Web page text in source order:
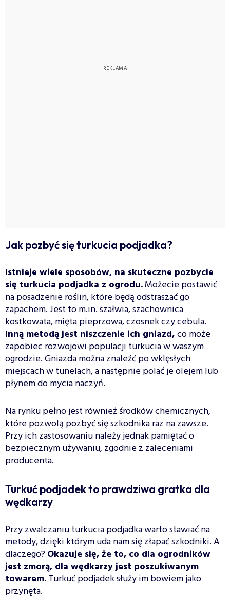
Jak pozbyć się turkucia podjadka?
Istnieje wiele sposobów, na skuteczne pozbycie
się turkucia podjadka z ogrodu.Możecie postawić
na posadzenie roślin, które będą odstraszać go
zapachem. Jest to m.in. szałwia, szachownica
kostkowata, mięta pieprzowa, czosnek czy cebula.
Inną metodą jest niszczenie ich gniazd,co może
zapobiec rozwojowi populacji turkucia w waszym
ogrodzie. Gniazda można znaleźć po wklęsłych
miejscach w tunelach, a następnie polać je olejem lub
płynem do mycia naczyń.
Na rynku pełno jest również środków chemicznych,
które pozwolą pozbyć się szkodnika raz na zawsze.
Przy ich zastosowaniu należy jednak pamiętać o
bezpiecznym używaniu, zgodnie z zaleceniami
producenta.
Turkuć podjadek to prawdziwa gratka dla
wędkarzy
Przy zwalczaniu turkucia podjadka warto stawiać na
metody, dzięki którym uda nam się złapać szkodniki. A
dlaczego? Okazuje się, że to, co dla ogrodników
jest zmorą, dla wędkarzy jest poszukiwanym
towarem.Turkuć podjadek służy im bowiem jako
przynęta.